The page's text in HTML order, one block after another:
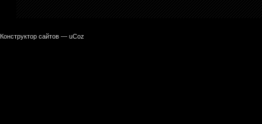
Конструктор сайтов — uCoz